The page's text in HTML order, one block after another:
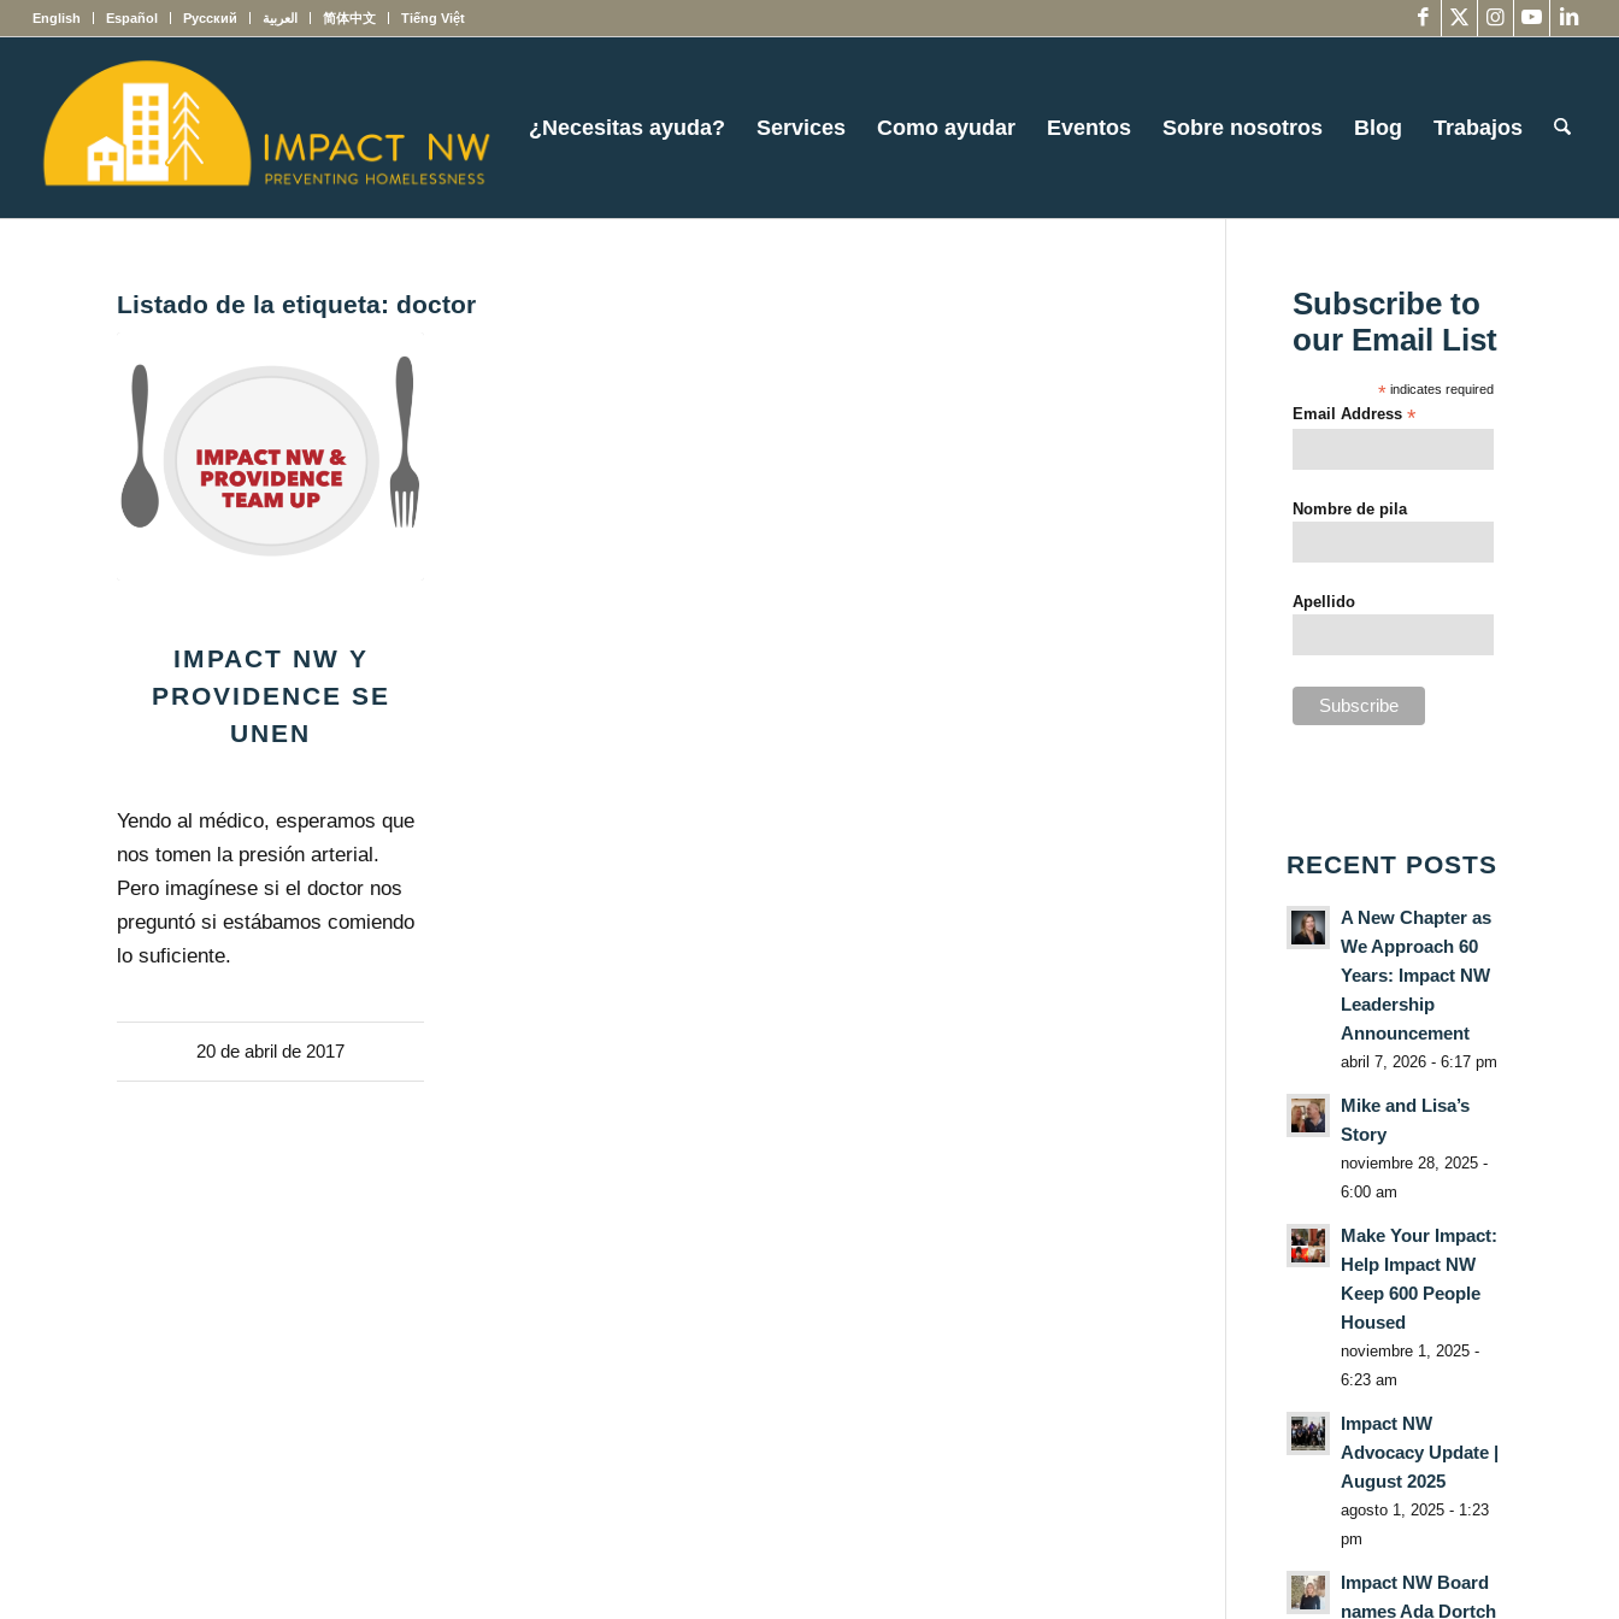
English Español Русский العربية 简体中文 Tiếng Việt
¿Necesitas ayuda? Services Como ayudar Eventos Sobre nosotros Blog Trabajos
Listado de la etiqueta:doctor
IMPACT NW Y
PROVIDENCE SE
UNEN
Yendo al médico, esperamos que
nos tomen la presión arterial.
Pero imagínese si el doctor nos
preguntó si estábamos comiendo
lo suficiente.
20 de abril de 2017
Subscribe to
our Email List
* indicates required
Email Address*
Nombre de pila
Apellido
RECENT POSTS
A New Chapter as
We Approach 60
Years: Impact NW
Leadership
Announcement
abril 7, 2026 - 6:17 pm
Mike and Lisa’s
Story
noviembre 28, 2025 -
6:00 am
Make Your Impact:
Help Impact NW
Keep 600 People
Housed
noviembre 1, 2025 -
6:23 am
Impact NW
Advocacy Update |
August 2025
agosto 1, 2025 - 1:23
pm
Impact NW Board
names Ada Dortch